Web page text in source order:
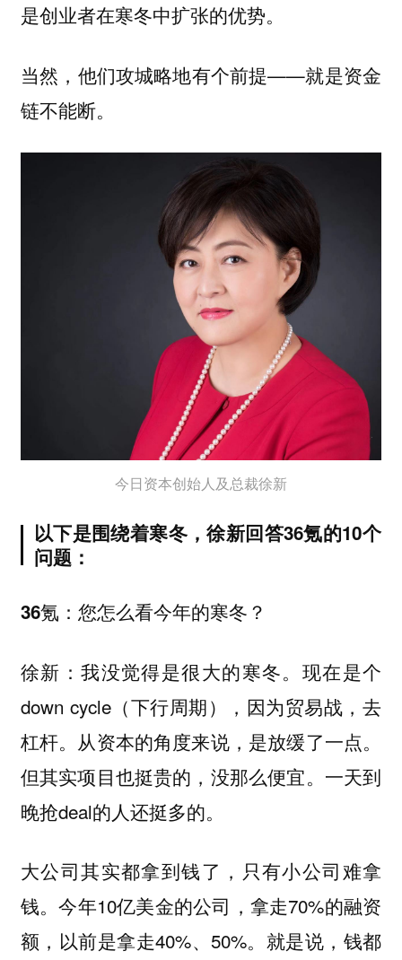
是创业者在寒冬中扩张的优势。
当然，他们攻城略地有个前提——就是资金
链不能断。
今日资本创始人及总裁徐新
以下是围绕着寒冬，徐新回答36氪的10个
问题：
36氪： 您怎么看今年的寒冬？
徐新：我没觉得是很大的寒冬。现在是个
down cycle（下行周期），因为贸易战，去
杠杆。从资本的角度来说，是放缓了一点。
但其实项目也挺贵的，没那么便宜。一天到
晚抢deal的人还挺多的。
大公司其实都拿到钱了，只有小公司难拿
钱。今年10亿美金的公司，拿走70%的融资
额，以前是拿走40%、50%。就是说，钱都